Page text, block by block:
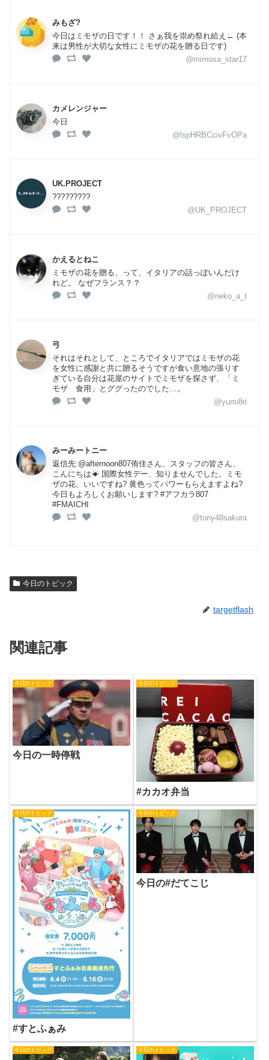
みもざ?
今日はミモザの日です！！ さぁ我を崇め祭れ給え← (本
来は男性が大切な女性にミモザの花を贈る日です)
@mimosa_star17
カメレンジャー
今日
@lspHRBCcivFvOPa
UK.PROJECT
?????????
@UK_PROJECT
かえるとねこ
ミモザの花を贈る、って、イタリアの話っぽいんだけ
れど。 なぜフランス？？
@neko_a_t
弓
それはそれとして、ところでイタリアではミモザの花
を女性に感謝と共に贈るそうですが食い意地の張りす
ぎている自分は花屋のサイトでミモザを探さず、「ミ
モザ 食用」とググったのでした…。
@yumi8ri
みーみートニー
返信先:@afternoon807侑佳さん、スタッフの皆さん、
こんにちは☀ 国際女性デー、知りませんでした。ミモ
ザの花、いいですね? 黄色ってパワーもらえますよね?
今日もよろしくお願いします? #アフカラ807
#FMAICHI
@tony48sakura
今日のトピック
targetflash
関連記事
今日のトピック
今日の一時停戦
今日のトピック
#カカオ弁当
今日のトピック
#すとふぁみ
今日のトピック
今日の#だてこじ
今日のトピック 今日のトピック